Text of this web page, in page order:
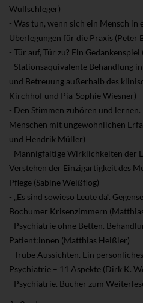
Wullschleger)
- Was tun, wenn sich ein Mensch
Überlegungen für die Praxis (Peter
- Tür auf, Tür zu? Ein
- Stationsäquivalente Behandlung
und Betreuung außerhalb des
Kirchhof und Pia-Sophie Wiesner)
- Den Stimmen zuhören und
Menschen mit ungewöhnlichen
und Hendrik Müller)
- Mannigfaltige Wirklichkeiten der
Verstehen der Einzigartigkeit des
Pflege (Sabine Weißflog)
- „Es sind sowieso Leute da“.
Bochumer Krisenzimmern
- Psychiatrie ohne Betten.
Patient:innen (Matthias Heißler)
- Trübe Aussichten. Ein
Psychiatrie – 11 Aspekte (Dirk K.
- Psychiatrie. Bücher zum